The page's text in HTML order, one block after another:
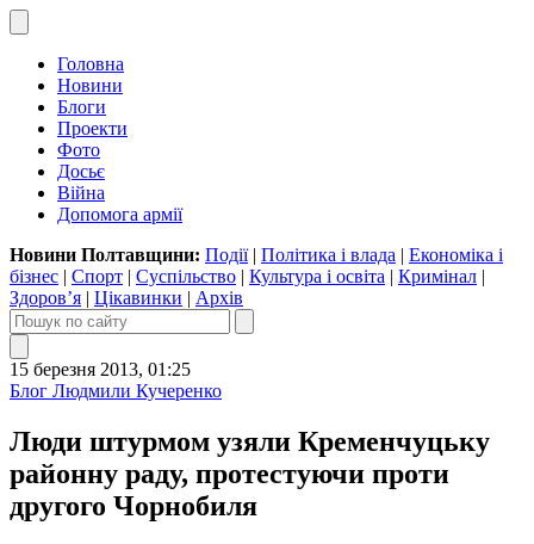
Головна
Новини
Блоги
Проекти
Фото
Досьє
Війна
Допомога армії
Новини Полтавщини: Події| Політика і влада | Економіка і
бізнес | Спорт | Суспільство | Культура і освіта | Кримінал |
Здоров’я | Цікавинки | Архів
15 березня 2013, 01:25
Блог Людмили Кучеренко
Люди штурмом узяли Кременчуцьку
районну раду, протестуючи проти
другого Чорнобиля